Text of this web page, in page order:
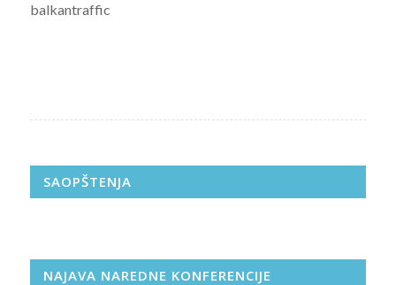
balkantraffic
SAOPŠTENJA
NAJAVA NAREDNE KONFERENCIJE